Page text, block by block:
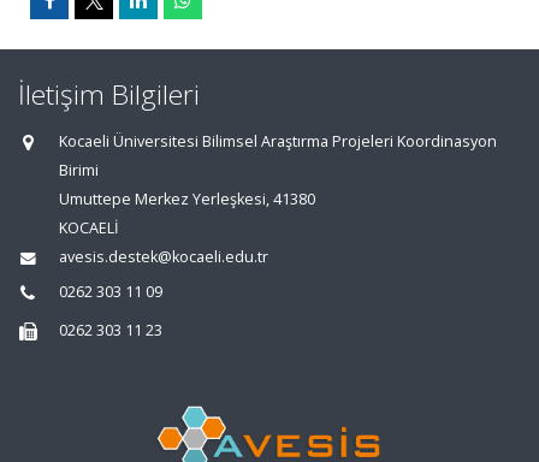
İletişim Bilgileri
Kocaeli Üniversitesi Bilimsel Araştırma Projeleri Koordinasyon
Birimi
Umuttepe Merkez Yerleşkesi, 41380
KOCAELİ
avesis.destek@kocaeli.edu.tr
0262 303 11 09
0262 303 11 23